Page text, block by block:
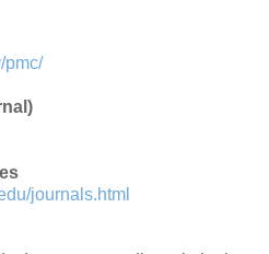
pmc/
journals.html